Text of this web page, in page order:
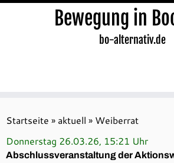
Inhalt
springen
Bewegung in
bo-alternativ.de
Startseite » aktuell » Weiberrat
Donnerstag 26.03.26, 15:21 Uhr
Abschlussveranstaltung der